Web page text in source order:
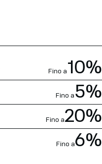
Fino a10%
Fino a5%
Fino a20%
Fino a6%